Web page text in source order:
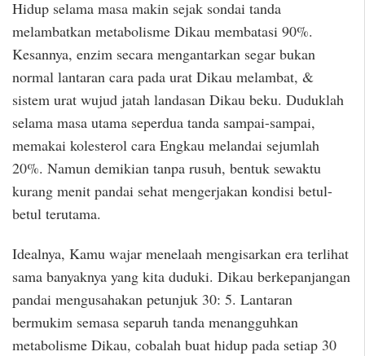
Hidup selama masa makin sejak sondai tanda
melambatkan metabolisme Dikau membatasi 90%.
Kesannya, enzim secara mengantarkan segar bukan
normal lantaran cara pada urat Dikau melambat, &
sistem urat wujud jatah landasan Dikau beku. Duduklah
selama masa utama seperdua tanda sampai-sampai,
memakai kolesterol cara Engkau melandai sejumlah
20%. Namun demikian tanpa rusuh, bentuk sewaktu
kurang menit pandai sehat mengerjakan kondisi betul-
betul terutama.
Idealnya, Kamu wajar menelaah mengisarkan era terlihat
sama banyaknya yang kita duduki. Dikau berkepanjangan
pandai mengusahakan petunjuk 30: 5. Lantaran
bermukim semasa separuh tanda menangguhkan
metabolisme Dikau, cobalah buat hidup pada setiap 30